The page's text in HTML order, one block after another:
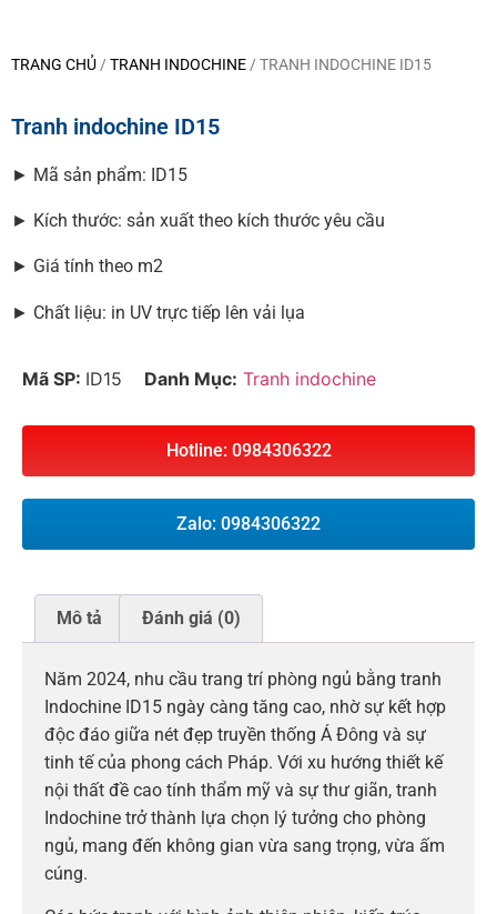
TRANG CHỦ / TRANH INDOCHINE / TRANH INDOCHINE ID15
Tranh indochine ID15
► Mã sản phẩm: ID15
► Kích thước: sản xuất theo kích thước yêu cầu
► Giá tính theo m2
► Chất liệu: in UV trực tiếp lên vải lụa
Mã SP: ID15 Danh Mục: Tranh indochine
Hotline: 0984306322
Zalo: 0984306322
Mô tả Đánh giá (0)
Năm 2024, nhu cầu trang trí phòng ngủ bằng tranh
Indochine ID15 ngày càng tăng cao, nhờ sự kết hợp
độc đáo giữa nét đẹp truyền thống Á Đông và sự
tinh tế của phong cách Pháp. Với xu hướng thiết kế
nội thất đề cao tính thẩm mỹ và sự thư giãn, tranh
Indochine trở thành lựa chọn lý tưởng cho phòng
ngủ, mang đến không gian vừa sang trọng, vừa ấm
cúng.